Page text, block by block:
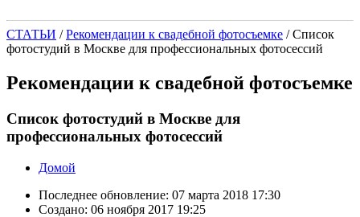
СТАТЬИ /Рекомендации к свадебной фотосъемке /Список
фотостудий в Москве для профессиональных фотосессий
Рекомендации к свадебной фотосъемке
Список фотостудий в Москве для
профессиональных фотосессий
Домой
Последнее обновление: 07 марта 2018 17:30
Создано: 06 ноября 2017 19:25